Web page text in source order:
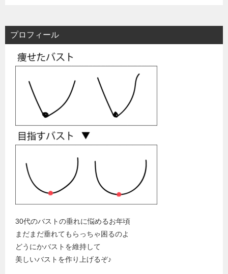
プロフィール
30代のバストの垂れに悩めるお年頃
まだまだ垂れてもらっちゃ困るのよ
どうにかバストを維持して
美しいバストを作り上げるぞ♪